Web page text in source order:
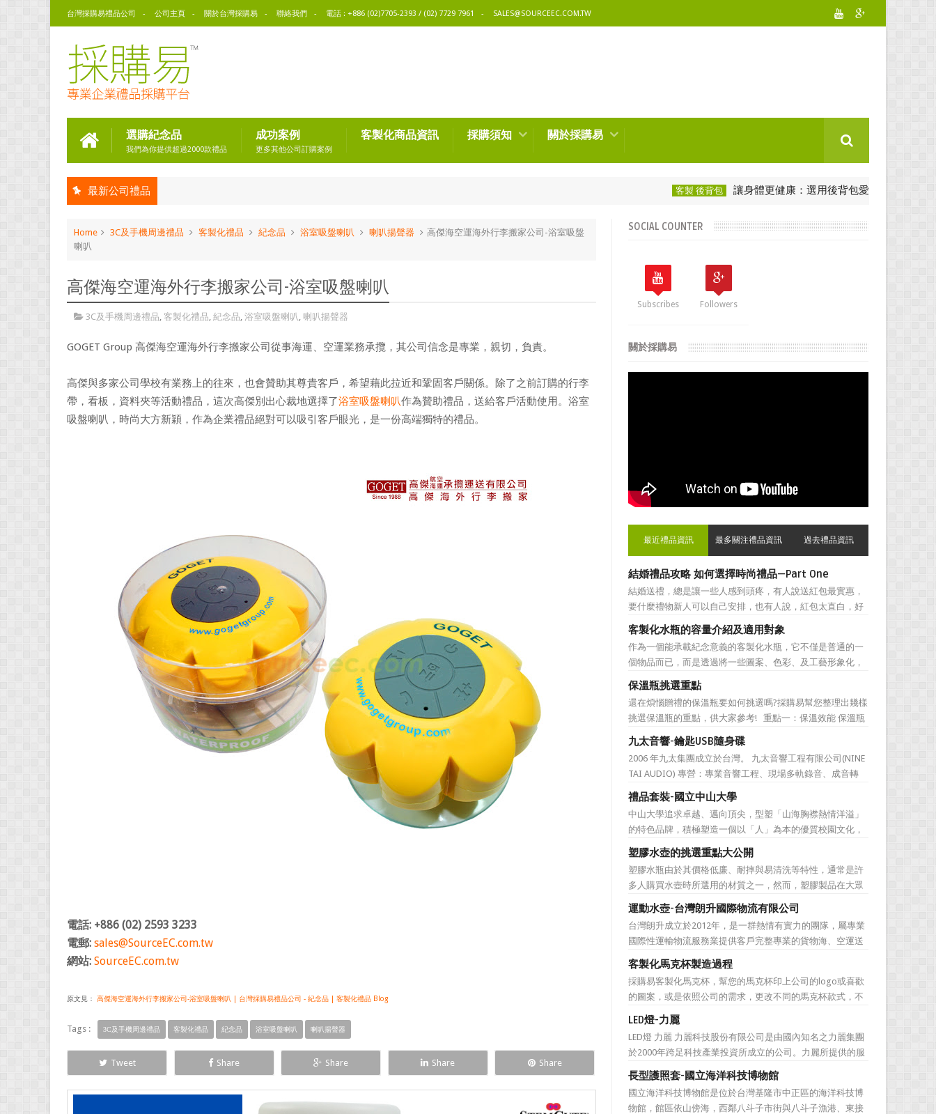
台灣採購易禮品公司 公司主頁 關於台灣採購易 聯絡我們 電話 : +886 (02)7705-2393 / (02) 7729 7961 SALES@SOURCEEC.COM.TW
選購紀念品
我們為你提供超過2000款禮品
成功案例
更多其他公司訂購案例
客製化商品資訊 採購須知 關於採購易
最新公司禮品 客製 後背包 讓身體更健康：選用後背包愛護脊椎！
Home 3C及手機周邊禮品 客製化禮品 紀念品 浴室吸盤喇叭 喇叭揚聲器
高傑海空運海外行李搬家公司-浴室吸盤
喇叭
高傑海空運海外行李搬家公司-浴室吸盤喇叭
3C及手機周邊禮品, 客製化禮品, 紀念品, 浴室吸盤喇叭, 喇叭揚聲器
GOGET Group 高傑海空運海外行李搬家公司從事海運、空運業務承攬，其公司信念是專業，親切，負責。
高傑與多家公司學校有業務上的往來，也會贊助其尊貴客戶，希望藉此拉近和鞏固客戶關係。除了之前訂購的行李
帶，看板，資料夾等活動禮品，這次高傑別出心裁地選擇了浴室吸盤喇叭作為贊助禮品，送給客戶活動使用。浴室
吸盤喇叭，時尚大方新穎，作為企業禮品絕對可以吸引客戶眼光，是一份高端獨特的禮品。
電話: +886 (02) 2593 3233
電郵: sales@SourceEC.com.tw
網站: SourceEC.com.tw
原文見： 高傑海空運海外行李搬家公司-浴室吸盤喇叭 | 台灣採購易禮品公司 - 紀念品 | 客製化禮品 Blog
Tags : 3C及手機周邊禮品 客製化禮品 紀念品 浴室吸盤喇叭 喇叭揚聲器
Tweet Share Share Share Share
SOCIAL COUNTER
Subscribes Followers
關於採購易
最近禮品資訊 最多關注禮品資訊 過去禮品資訊
結婚禮品攻略 如何選擇時尚禮品—Part One
結婚送禮，總是讓一些人感到頭疼，有人說送紅包最實惠，
要什麼禮物新人可以自己安排，也有人說，紅包太直白，好
朋友之間還是禮物顯得更加親密。然而，挑選結婚禮物卻一
直是許多人最棘手的任務，送得不好反而怕有影響友誼什麼
的。下面為大家準備的一份簡單的結婚禮品攻略，希望能為
大家排憂解難吧! ...
客製化水瓶的容量介紹及適用對象
作為一個能承載紀念意義的客製化水瓶，它不僅是普通的一
個物品而已，而是透過將一些圖案、色彩、及工藝形象化，
來象徵公司的特有文化。它塑造了公司的品牌，也體現公司
的特色，同時也能表達對於接受贈禮方的感激之情。此外，
作為一樣每天都會用到的必需品，水瓶也含有虛懷若谷、有
容乃大的寓意，適合做...
保溫瓶挑選重點
還在煩惱贈禮的保溫瓶要如何挑選嗎?採購易幫您整理出幾樣
挑選保溫瓶的重點，供大家參考! 重點一：保溫效能 保溫瓶
的包裝外盒或說明書上會標示保溫數據，建議挑選至少6hr且
>68℃的保溫瓶。 重點二：開蓋種類 一鍵開蓋v.s.旋轉開蓋
若使用者會在駕駛期間飲水，則必須...
九太音響-鑰匙USB隨身碟
2006 年九太集團成立於台灣。 九太音響工程有限公司(NINE
TAI AUDIO) 專營：專業音響工程、現場多軌錄音、成音轉
播、音響樂器租賃、工程製作、器材買賣。 2017年，九太企
業滿十週年了！為慶祝九太音響成立十週年，九太音響向 採
購易客製化禮品公司 訂購了一款 鑰匙...
禮品套裝-國立中山大學
中山大學追求卓越、邁向頂尖，型塑「山海胸襟熱情洋溢」
的特色品牌，積極塑造一個以「人」為本的優質校園文化，
並營造「樂在其中」的工作氛圍，務求成為莘莘學子嚮往，
優秀人才聚集，校友引以為傲，社會高度認同的國際知名一
流大學。 中山大學圖書館圖書與資訊處訂製了 糖果色多層搭
扣文件夾 和 ...
塑膠水壺的挑選重點大公開
塑膠水瓶由於其價格低廉、耐摔與易清洗等特性，通常是許
多人購買水壺時所選用的材質之一，然而，塑膠製品在大眾
的印象中較容易會有毒素產生，這次，採購易將於您分享關
於選購塑膠水壺時需要注意的地方。 重點一、塑膠編號的
選擇 這裡的塑膠編號高低不是指耐熱程度，而是指不同塑
料材質的編號...
運動水壺-台灣朗升國際物流有限公司
台灣朗升成立於2012年，是一群熱情有實力的團隊，屬專業
國際性運輸物流服務業提供客戶完整專業的貨物海、空運送
服務。服務網遍及全球。秉持”我們用心、 客戶放心”的經營
理念，提供專業、負責、安全、便捷及熱忱的優良服務品
質。多樣式的服務項目滿足您全球化擴展商機的腳步，並可
依客戶之需求提...
客製化馬克杯製造過程
採購易客製化馬克杯，幫您的馬克杯印上公司的logo或喜歡
的圖案，或是依照公司的需求，更改不同的馬克杯款式，不
管是馬克杯是高矮胖瘦，採購易都能為您客製化馬克杯，製
作一款獨一無二的樣式，但是製作一個馬克杯需要花費多久
的時間呢？相信您看完採購易介紹後，內心也會蠢蠢欲動的
想去手拉坏體驗館...
LED燈-力麗
LED燈 力麗 力麗科技股份有限公司是由國內知名之力麗集團
於2000年跨足科技產業投資所成立的公司。力麗所提供的服
務有：軟體開發、協助企業補助計畫、資安產品代理、資訊
整合服務、解抉方案、資訊安全、儲存系統，網路規劃等加
值服務！ 作為科技公司，訂購禮品又怎能普普通...
長型護照套-國立海洋科技博物館
國立海洋科技博物館是位於台灣基隆市中正區的海洋科技博
物館，館區依山傍海，西鄰八斗子市街與八斗子漁港、東接